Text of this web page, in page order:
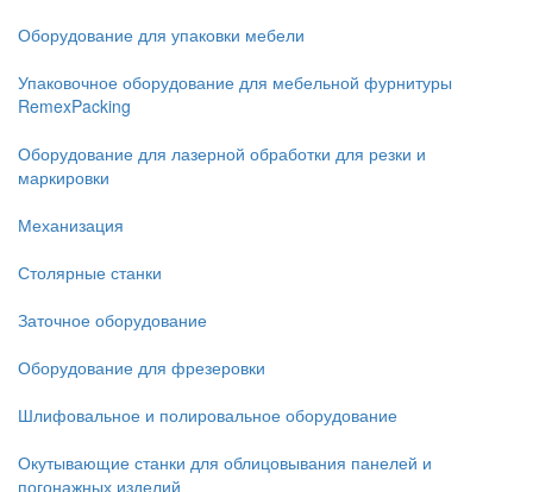
Оборудование для упаковки мебели
Упаковочное оборудование для мебельной фурнитуры
RemexPacking
Оборудование для лазерной обработки для резки и
маркировки
Механизация
Столярные станки
Заточное оборудование
Оборудование для фрезеровки
Шлифовальное и полировальное оборудование
Окутывающие станки для облицовывания панелей и
погонажных изделий